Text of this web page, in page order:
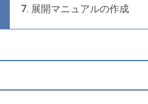
展開マニュアルの作成